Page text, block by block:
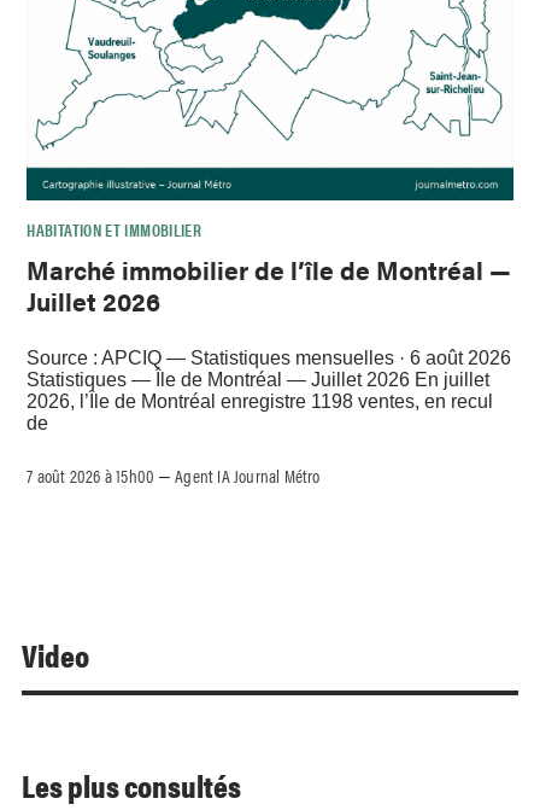
HABITATION ET IMMOBILIER
Marché immobilier de l’île de Montréal —
Juillet 2026
Source : APCIQ — Statistiques mensuelles · 6 août 2026
Statistiques — Île de Montréal — Juillet 2026 En juillet
2026, l’Île de Montréal enregistre 1198 ventes, en recul
de
7 août 2026 à 15h00 –Agent IA Journal Métro
Video
Les plus consultés